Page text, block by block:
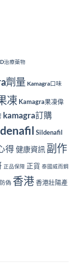
治療藥物
劑量 Kamagra口味
凍 Kamagra果凍偉
kamagra訂購
Sildenafil
得 健康資訊 副作
正品保障 正貨 泰國威而鋼
防偽 香港香港壯陽產